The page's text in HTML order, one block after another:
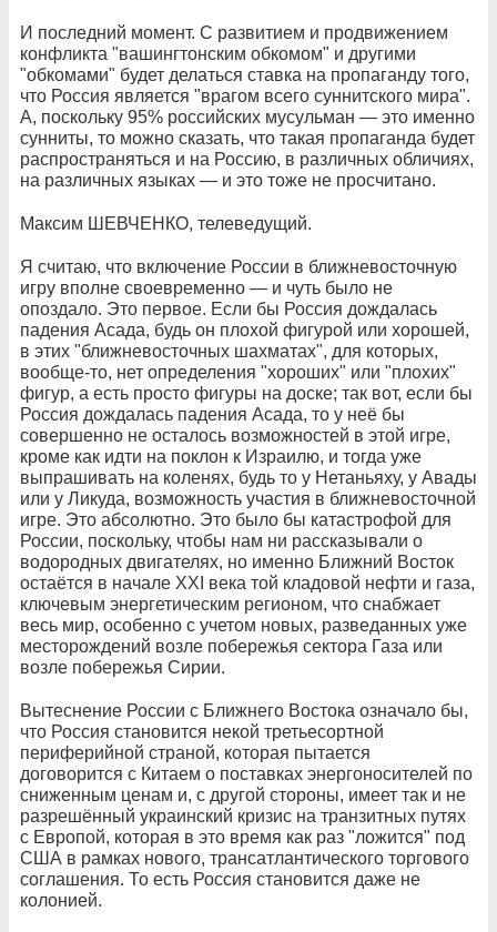
И последний момент. С развитием и продвижением
конфликта "вашингтонским обкомом" и другими
"обкомами" будет делаться ставка на пропаганду того,
что Россия является "врагом всего суннитского мира".
А, поскольку 95% российских мусульман — это именно
сунниты, то можно сказать, что такая пропаганда будет
распространяться и на Россию, в различных обличиях,
на различных языках — и это тоже не просчитано.
Максим ШЕВЧЕНКО, телеведущий.
Я считаю, что включение России в ближневосточную
игру вполне своевременно — и чуть было не
опоздало. Это первое. Если бы Россия дождалась
падения Асада, будь он плохой фигурой или хорошей,
в этих "ближневосточных шахматах", для которых,
вообще-то, нет определения "хороших" или "плохих"
фигур, а есть просто фигуры на доске; так вот, если бы
Россия дождалась падения Асада, то у неё бы
совершенно не осталось возможностей в этой игре,
кроме как идти на поклон к Израилю, и тогда уже
выпрашивать на коленях, будь то у Нетаньяху, у Авады
или у Ликуда, возможность участия в ближневосточной
игре. Это абсолютно. Это было бы катастрофой для
России, поскольку, чтобы нам ни рассказывали о
водородных двигателях, но именно Ближний Восток
остаётся в начале XXI века той кладовой нефти и газа,
ключевым энергетическим регионом, что снабжает
весь мир, особенно с учетом новых, разведанных уже
месторождений возле побережья сектора Газа или
возле побережья Сирии.
Вытеснение России с Ближнего Востока означало бы,
что Россия становится некой третьесортной
периферийной страной, которая пытается
договорится с Китаем о поставках энергоносителей по
сниженным ценам и, с другой стороны, имеет так и не
разрешённый украинский кризис на транзитных путях
с Европой, которая в это время как раз "ложится" под
США в рамках нового, трансатлантического торгового
соглашения. То есть Россия становится даже не
колонией.